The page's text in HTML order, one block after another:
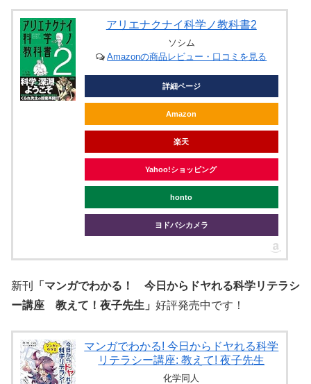
アリエナクナイ科学ノ教科書2
ソシム
Amazonの商品レビュー・口コミを見る
詳細ページ
Amazon
楽天
Yahoo!ショッピング
honto
ヨドバシカメラ
新刊
「マンガでわかる！ 今日からドヤれる科学リテラシ
ー講座 教えて！夜子先生」 好評発売中です！
マンガでわかる! 今日からドヤれる科学
リテラシー講座: 教えて! 夜子先生
化学同人